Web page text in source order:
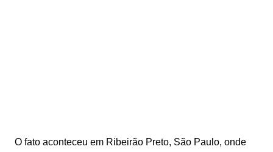
O fato aconteceu em Ribeirão Preto, São Paulo, onde